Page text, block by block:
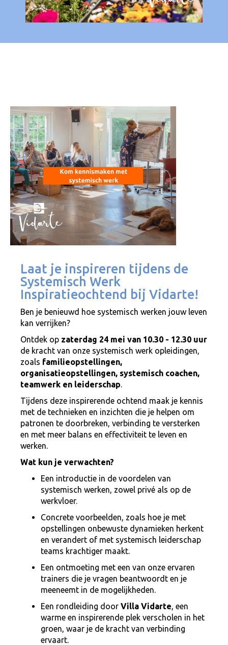
Laat je inspireren tijdens de
Systemisch Werk
Inspiratieochtend bij Vidarte!
Ben je benieuwd hoe systemisch werken jouw leven
kan verrijken?
Ontdek op zaterdag 24 mei van 10.30 - 12.30 uur
de kracht van onze systemisch werk opleidingen,
zoals familieopstellingen,
organisatieopstellingen, systemisch coachen,
teamwerk en leiderschap.
Tijdens deze inspirerende ochtend maak je kennis
met de technieken en inzichten die je helpen om
patronen te doorbreken, verbinding te versterken
en met meer balans en effectiviteit te leven en
werken.
Wat kun je verwachten?
Een introductie in de voordelen van
systemisch werken, zowel privé als op de
werkvloer.
Concrete voorbeelden, zoals hoe je met
opstellingen onbewuste dynamieken herkent
en verandert of met systemisch leiderschap
teams krachtiger maakt.
Een ontmoeting met een van onze ervaren
trainers die je vragen beantwoordt en je
meeneemt in de mogelijkheden.
Een rondleiding door Villa Vidarte, een
warme en inspirerende plek verscholen in het
groen, waar je de kracht van verbinding
ervaart.